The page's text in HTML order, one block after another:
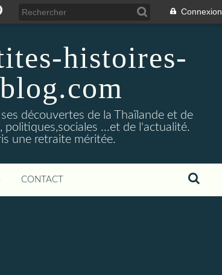
Connexion
histoires-
découvertes de la Thaïlande et de
...et de l'actualité.
une retraite méritée.
CONTACT